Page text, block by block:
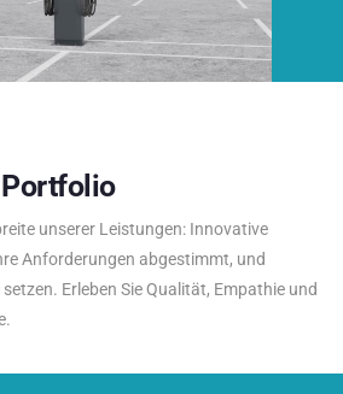
Portfolio
unserer Leistungen: Innovative
Anforderungen abgestimmt, und
Erleben Sie Qualität, Empathie und